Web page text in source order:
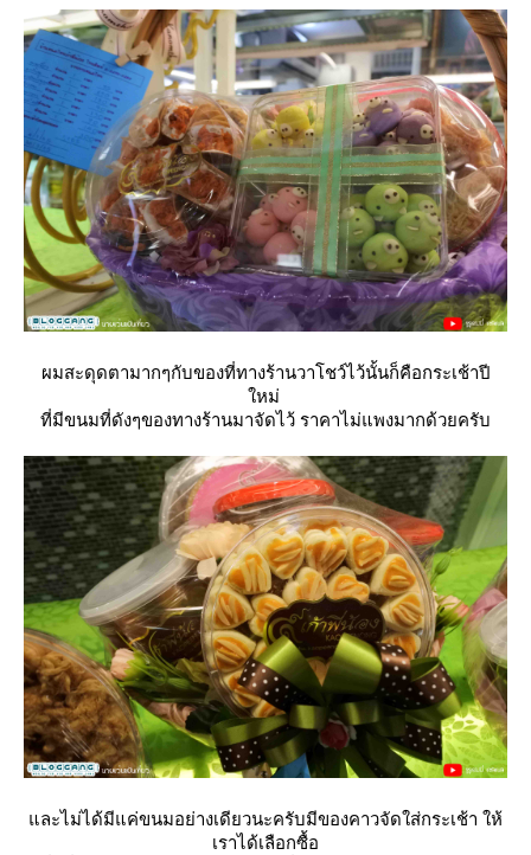
ผมสะดุดตามากๆกับของที่ทางร้านวาโชว์ไว้นั้นก็คือกระเช้าปี
หม่
ที่มีขนมที่ดังๆของทางร้านมาจัดไว้ ราคาไม่แพงมากด้วยครับ
ละไม่ได้มีแค่ขนมอย่างเดียวนะครับมีของคาวจัดใส่กระเช้า ให้
เราได้เลือกซื้อ